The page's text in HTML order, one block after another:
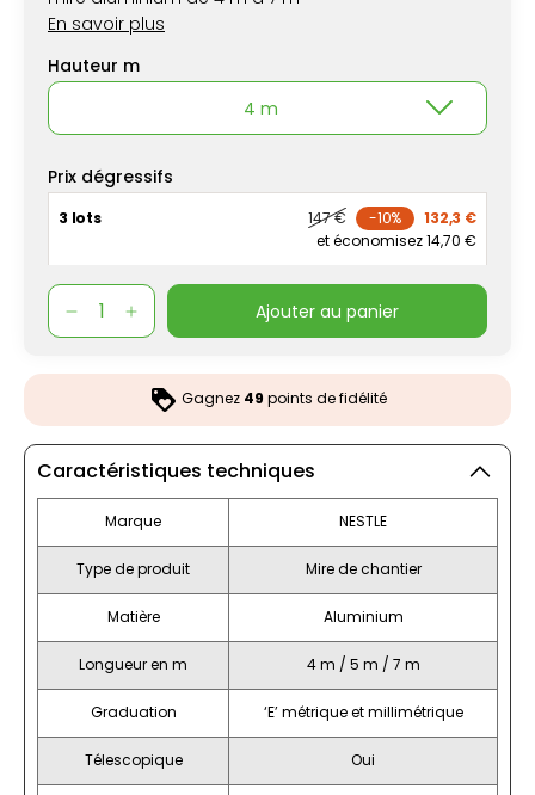
En savoir plus
Hauteur m
4 m
Prix dégressifs
3 lots 147 € -10%
132,3 €
et économisez 14,70 €
ajouter au panier
Gagnez 49 points de fidélité
Caractéristiques techniques
Marque NESTLE
Type de produit Mire de chantier
Matière Aluminium
Longueur en m 4 m / 5 m / 7 m
Graduation ‘E’ métrique et millimétrique
Télescopique Oui